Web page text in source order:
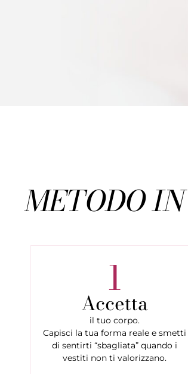
METODO
1
Accetta
il tuo corpo.
Capisci la tua forma reale e smetti
di sentirti “sbagliata” quando i
vestiti non ti valorizzano.